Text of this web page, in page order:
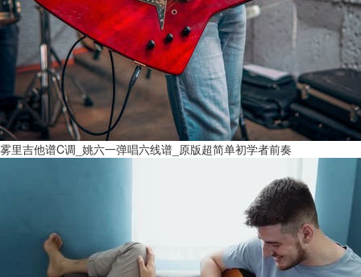
雾里吉他谱C调_姚六一弹唱六线谱_原版超简单初学者前奏